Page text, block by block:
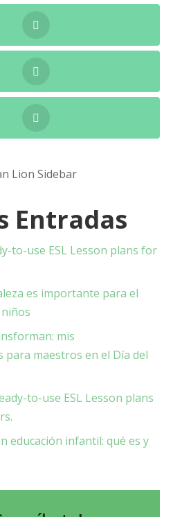
Entradas
to-use ESL Lesson plans for
es importante para el
mis
para maestros en el Día del
to-use ESL Lesson plans
educación infantil: qué es y